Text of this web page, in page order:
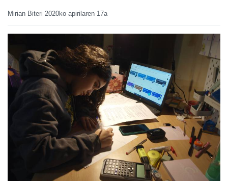
Mirian Biteri 2020ko apirilaren 17a